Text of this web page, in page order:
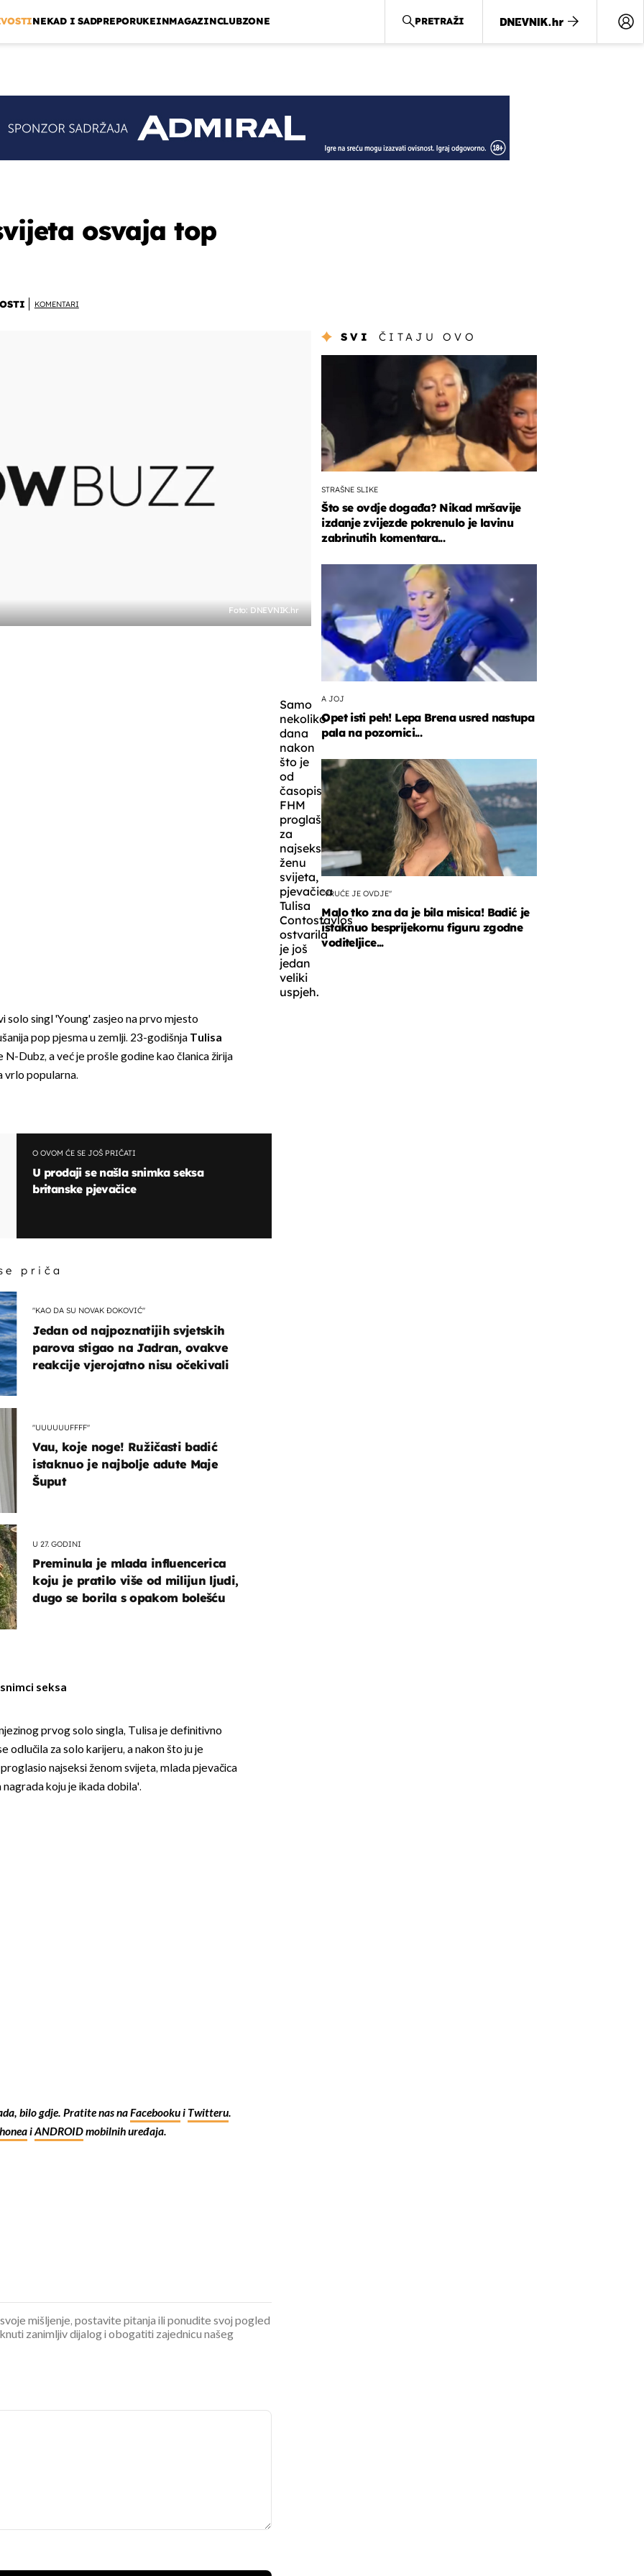
NEKAD I SADPREPORUKEINMAGAZINCLUBZONE PRETRAŽI
osvaja top
KOMENTARI
Foto: DNEVNIK.hr
Samo
nekoliko
dana
nakon
što je
od
časopisa
FHM
proglašena
za
najseksi
ženu
svijeta,
pjevačica
Tulisa
Contostavlos
ostvarila
je još
jedan
veliki
uspjeh.
solo singl 'Young' zasjeo na prvo mjesto
pop pjesma u zemlji. 23-godišnjaTulisa
N-Dubz, a već je prošle godine kao članica žirija
vrlo popularna.
O OVOM ĆE SE JOŠ PRIČATI
U prodaji se našla snimka seksa
britanske pjevačice
priča
"KAO DA SU NOVAK ĐOKOVIĆ"
Jedan od najpoznatijih svjetskih
parova stigao na Jadran, ovakve
reakcije vjerojatno nisu očekivali
"UUUUUUFFFF"
Vau, koje noge! Ružičasti badić
istaknuo je najbolje adute Maje
Šuput
U 27. GODINI
Preminula je mlada influencerica
koju je pratilo više od milijun ljudi,
dugo se borila s opakom bolešću
seksa
prvog solo singla, Tulisa je definitivno
odlučila za solo karijeru, a nakon što ju je
najseksi ženom svijeta, mlada pjevačica
koju je ikada dobila'.
bilo gdje. Pratite nas naFacebookui Twitteru.
iANDROIDmobilnih uređaja.
SVI ČITAJU OVO
STRAŠNE SLIKE
Što se ovdje događa? Nikad mršavije
izdanje zvijezde pokrenulo je lavinu
zabrinutih komentara...
A JOJ
Opet isti peh! Lepa Brena usred nastupa
pala na pozornici...
"VRUĆE JE OVDJE"
Malo tko zna da je bila misica! Badić je
istaknuo besprijekornu figuru zgodne
voditeljice...
mišljenje, postavite pitanja ili ponudite svoj pogled
zanimljiv dijalog i obogatiti zajednicu našeg
OMOGUĆI OBAVIJESTI